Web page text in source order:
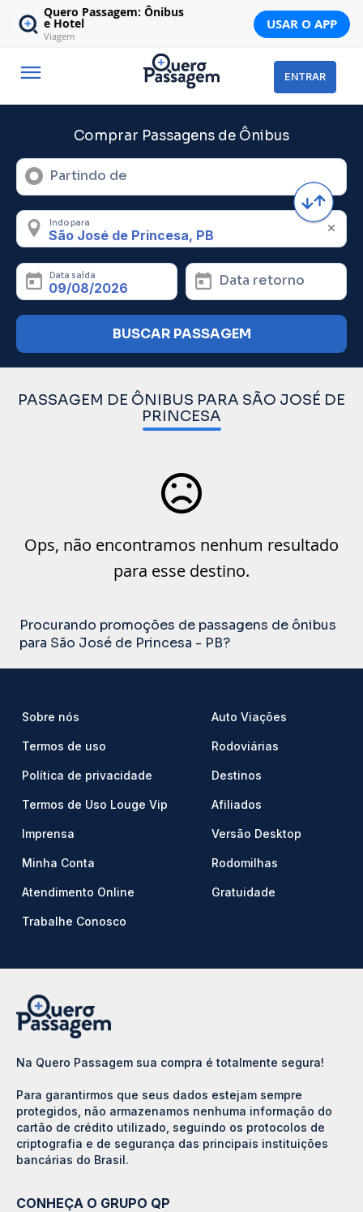
Quero Passagem: Ônibus
e Hotel
Viagem
USAR O APP
ENTRAR
Comprar Passagens de Ônibus
Partindo de
Indo para
Data saída Data retorno
BUSCAR PASSAGEM
PASSAGEM DE ÔNIBUS PARA SÃO JOSÉ DE
PRINCESA
Ops, não encontramos nenhum resultado
para esse destino.
Procurando promoções de passagens de ônibus
para São José de Princesa - PB?
Sobre nós
Termos de uso
Política de privacidade
Termos de Uso Louge Vip
Imprensa
Minha Conta
Atendimento Online
Trabalhe Conosco
Auto Viações
Rodoviárias
Destinos
Afiliados
Versão Desktop
Rodomilhas
Gratuidade
Na Quero Passagem sua compra é totalmente segura!
Para garantirmos que seus dados estejam sempre
protegidos, não armazenamos nenhuma informação do
cartão de crédito utilizado, seguindo os protocolos de
criptografia e de segurança das principais instituições
bancárias do Brasil.
CONHEÇA O GRUPO QP